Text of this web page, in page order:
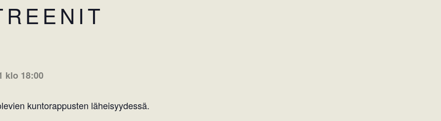
klo 18:00
kuntorappusten läheisyydessä.